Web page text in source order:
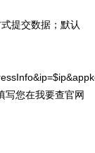
提交数据；默认
写您在我要查官网